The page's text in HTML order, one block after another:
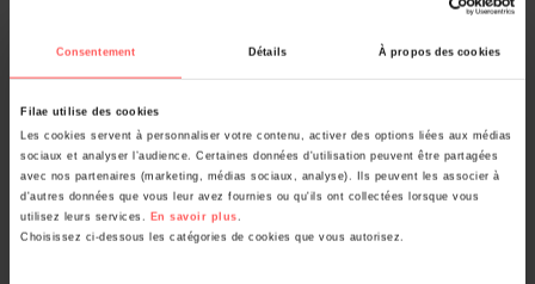
Consentement Détails À propos des cookies
Filae utilise des cookies
Les cookies servent à personnaliser votre contenu, activer des options liées aux médias
sociaux et analyser l’audience. Certaines données d'utilisation peuvent être partagées
avec nos partenaires (marketing, médias sociaux, analyse). Ils peuvent les associer à
d'autres données que vous leur avez fournies ou qu'ils ont collectées lorsque vous
utilisez leurs services. En savoir plus.
Choisissez ci-dessous les catégories de cookies que vous autorisez.